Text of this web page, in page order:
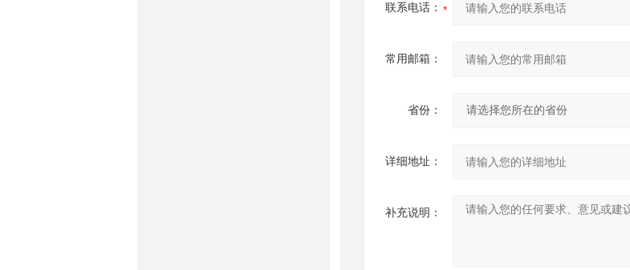
联系电话：
常用邮箱：
省份：
详细地址：
补充说明：